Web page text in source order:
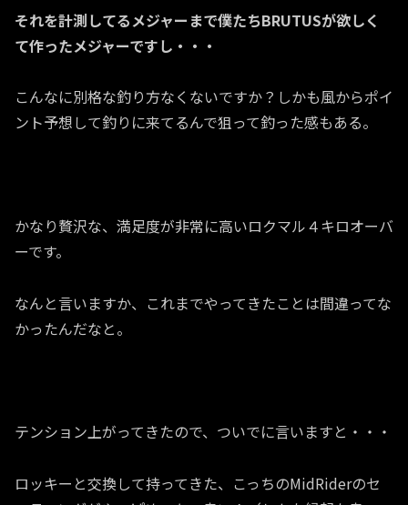
それを計測してるメジャーまで僕たちBRUTUSが欲しく
て作ったメジャーですし・・・
こんなに別格な釣り方なくないですか？しかも風からポイ
ント予想して釣りに来てるんで狙って釣った感もある。
かなり贅沢な、満足度が非常に高いロクマル４キロオーバ
ーです。
なんと言いますか、これまでやってきたことは間違ってな
かったんだなと。
テンション上がってきたので、ついでに言いますと・・・
ロッキーと交換して持ってきた、こっちのMidRiderのセ